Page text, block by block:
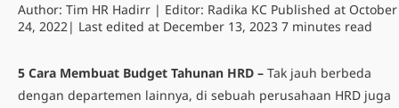
Author: Tim HR Hadirr | Editor: Radika KC Published at October
24, 2022| Last edited at December 13, 2023 7 minutes read
5 Cara Membuat Budget Tahunan HRD – Tak jauh berbeda
dengan departemen lainnya, di sebuah perusahaan HRD juga